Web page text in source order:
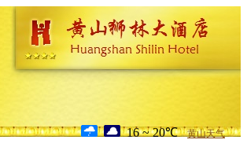
16 ~ 20℃ 黄山天气